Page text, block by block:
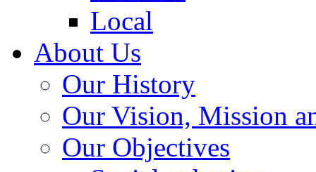
Local
About Us
Our History
Our Vision, Mission
Our Objectives